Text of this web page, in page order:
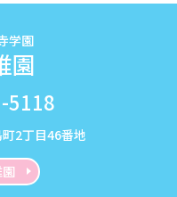
学園
園
5118
2丁目46番地